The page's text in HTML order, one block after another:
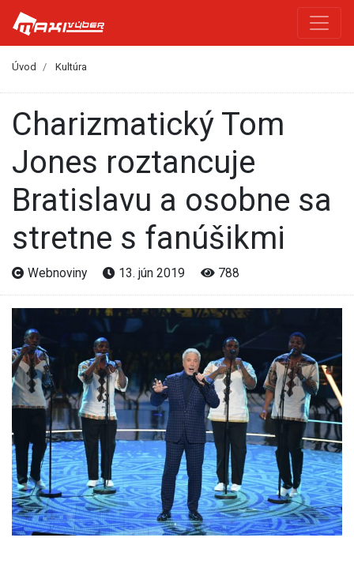
Úvod Kultúra
Charizmatický Tom
Jones roztancuje
Bratislavu a osobne sa
stretne s fanúšikmi
Webnoviny 13. jún 2019 788